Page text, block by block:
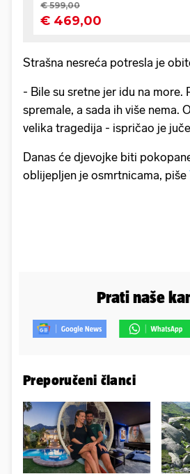
Strašna nesreća potresla je
- Bile su sretne jer idu na more.
spremale, a sada ih više nema.
velika tragedija - ispričao je
Danas će djevojke biti
oblijepljen je osmrtnicama, piše
Prati naše
Preporučeni članci